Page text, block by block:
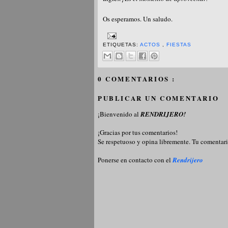
Os esperamos. Un saludo.
ETIQUETAS:ACTOS ,FIESTAS
0 COMENTARIOS :
PUBLICAR UN COMENTARIO
¡Bienvenido alRENDRIJERO!
¡Gracias por tus comentarios!
Se respetuoso y opina libremente. Tu
Ponerse en contacto con elRendrijero